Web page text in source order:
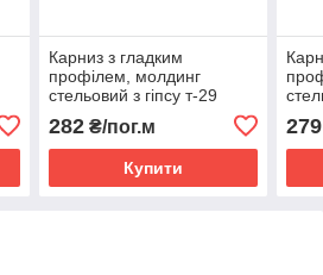
Карниз з гладким
профілем, молдинг
стельовий з гіпсу т-29
282₴/пог.м
Купити
279